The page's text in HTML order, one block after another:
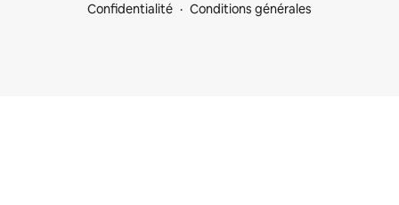
Confidentialité
Conditions générales